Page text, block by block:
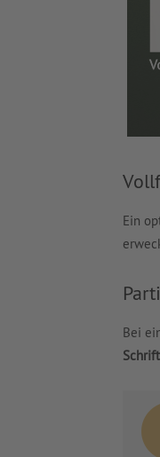
Ein
Bei